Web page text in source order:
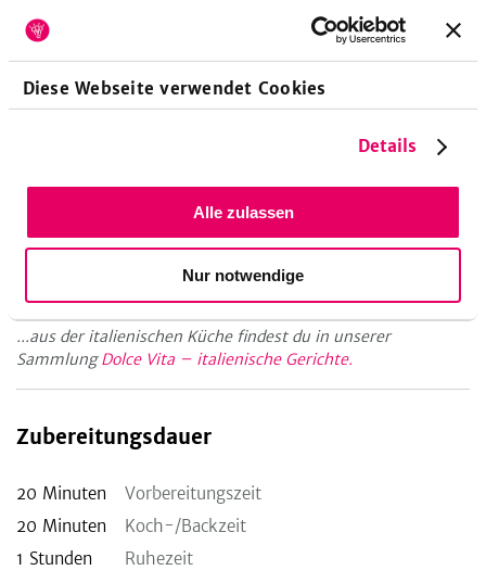
Diese Webseite verwendet Cookies
Details
Alle zulassen
Nur notwendige
Küchengeräte
Frischhaltefolie
Kartoffelstampfer
Schaumkelle
Topf
Wer mag kann den Gnocchi noch ihr typisches Gabelmuster
geben. Dazu die noch rohen Gnocchi mit den Zinken einer
Gabel etwas eindrücken, so dass sich das Muster eindrückt.
Mehr Ideen...
...aus der italienischen Küche findest du in unserer
SammlungDolce Vita – italienische Gerichte.
Zubereitungsdauer
20 Minuten
Vorbereitungszeit
20 Minuten
Koch-/Backzeit
1 Stunden Ruhezeit